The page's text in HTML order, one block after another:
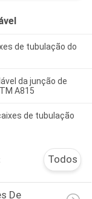
de tubulação do
da junção de
A815
de tubulação
Todos
De